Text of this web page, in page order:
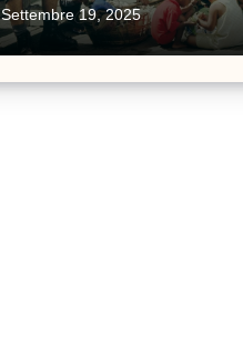
Settembre 19, 2025